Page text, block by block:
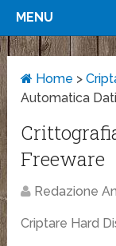
MENU
Home >
Automatica
Freeware
Redazione
Criptare Hard